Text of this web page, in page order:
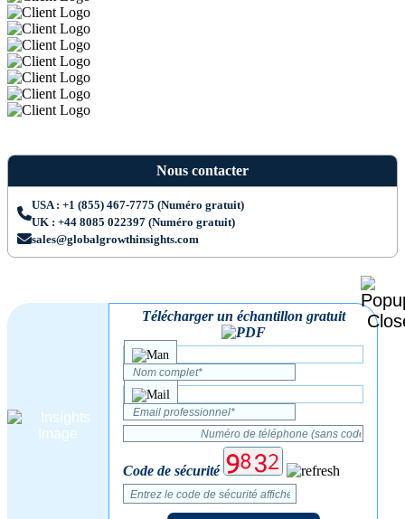
Nous contacter
USA : +1 (855) 467-7775 (Numéro gratuit)
UK : +44 8085 022397 (Numéro gratuit)
sales@globalgrowthinsights.com
Télécharger un échantillon gratuit
Code de sécurité